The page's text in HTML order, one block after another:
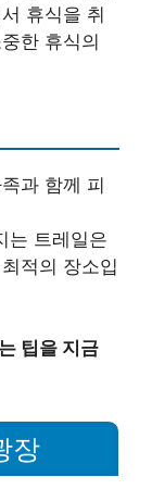
휴식을 취
한 휴식의
과 함께 피
는 트레일은
적의 장소입
팁을 지금
장